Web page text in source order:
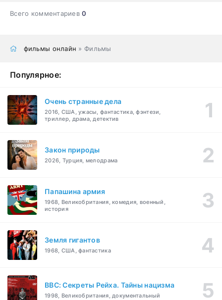
Всего комментариев0
фильмы онлайн » Фильмы
Популярное:
Очень странные дела
2016, США, ужасы, фантастика, фэнтези,
триллер, драма, детектив
Закон природы
2026, Турция, мелодрама
Папашина армия
1968, Великобритания, комедия, военный,
история
Земля гигантов
1968, США, фантастика
BBC: Секреты Рейха. Тайны нацизма
1998, Великобритания, документальный